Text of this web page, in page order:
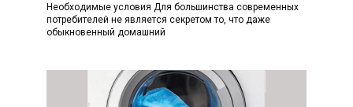
Необходимые условия Для большинства современных
потребителей не является секретом то, что даже
обыкновенный домашний